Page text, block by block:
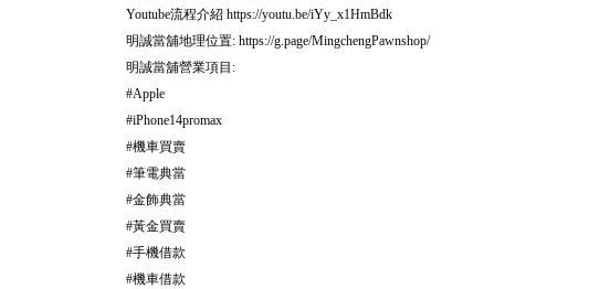
Youtube流程介紹 https://youtu.be/iYy_x1HmBdk
明誠當舖地理位置: https://g.page/MingchengPawnshop/
明誠當舖營業項目 :
#Apple
#iPhone14promax
#機車買賣
#筆電典當
#金飾典當
#黃金買賣
#手機借款
#機車借款